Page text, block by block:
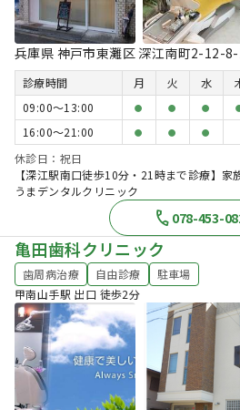
兵庫県 神戸市東灘区 深江南町2-12-
診療時間 月 火 水
09:00〜13:00
● ● ●
16:00〜21:00 ● ● ●
休診日：祝日
【深江駅南口徒歩10分・21時まで診療】
うまデンタルクリニック
078-453-
亀田歯科クリニック
歯周病治療 自由診療
駐車場
甲南山手駅 出口 徒歩2分